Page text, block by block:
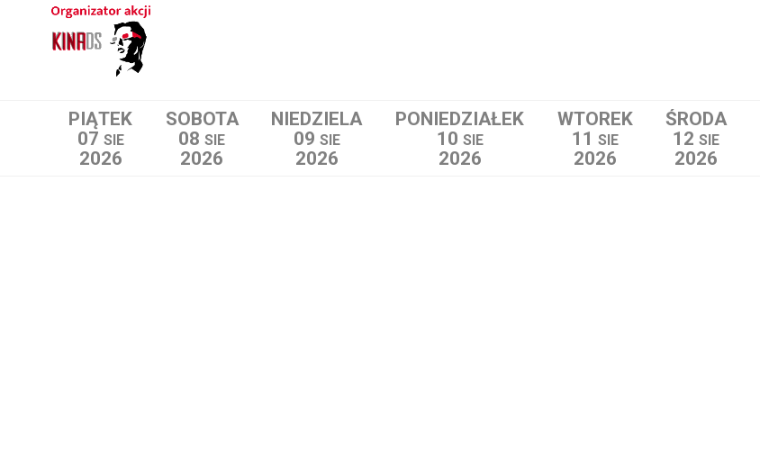
PIĄTEK
07 SIE
2026
SOBOTA
08 SIE
2026
NIEDZIELA
09 SIE
2026
PONIEDZIAŁEK
10 SIE
2026
WTOREK
11 SIE
2026
ŚRODA
12 SIE
2026